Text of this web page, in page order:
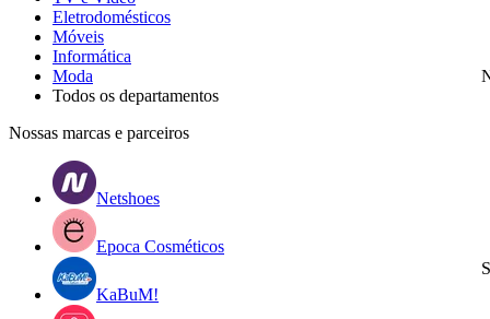
Eletrodomésticos
Móveis
Informática
Moda
Todos os departamentos
Nossas marcas e parceiros
Netshoes
Epoca Cosméticos
KaBuM!